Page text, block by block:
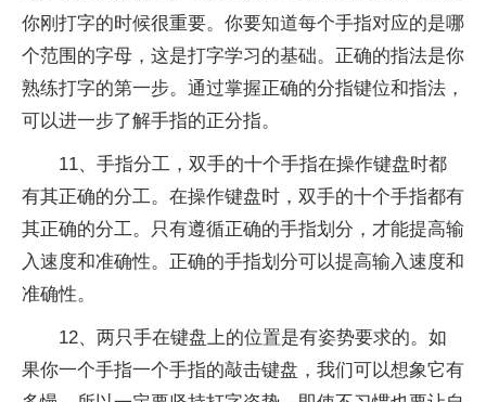
你刚打字的时候很重要。你要知道每个手指对应的是哪
个范围的字母，这是打字学习的基础。正确的指法是你
熟练打字的第一步。通过掌握正确的分指键位和指法，
可以进一步了解手指的正分指。
11、手指分工，双手的十个手指在操作键盘时都
有其正确的分工。在操作键盘时，双手的十个手指都有
其正确的分工。只有遵循正确的手指划分，才能提高输
入速度和准确性。正确的手指划分可以提高输入速度和
准确性。
12、两只手在键盘上的位置是有姿势要求的。如
果你一个手指一个手指的敲击键盘，我们可以想象它有